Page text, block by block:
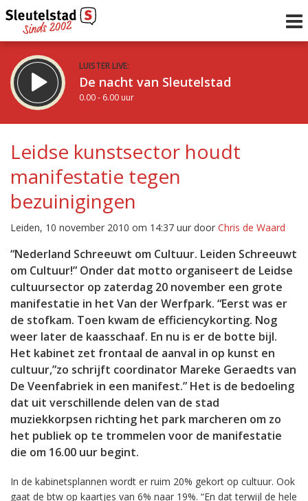
LUISTER LIVE:
De nacht van Sleutelstad
0.00 - 6.00 uur
De ochtend van Sleutelstad
6.00 - 12.00 uur
Vorig uur
uur 1 van 0
Inklappen
Leidse kunstsector houdt
manifestatie tegen
bezuinigingen
Leiden, 10 november 2010 om 14:37 uur door Chris de Waard
“Nederland Schreeuwt om Cultuur. Leiden Schreeuwt
om Cultuur!” Onder dat motto organiseert de Leidse
cultuursector op zaterdag 20 november een grote
manifestatie in het Van der Werfpark. “Eerst was er
de stofkam. Toen kwam de efficiencykorting. Nog
weer later de kaasschaaf. En nu is er de botte bijl.
Het kabinet zet frontaal de aanval in op kunst en
cultuur,”zo schrijft coordinator Mareke Geraedts van
De Veenfabriek in een manifest.” Het is de bedoeling
dat uit verschillende delen van de stad
muziekkorpsen richting het park marcheren om zo
het publiek op te trommelen voor de manifestatie
die om 16.00 uur begint.
In de kabinetsplannen wordt er ruim 20% gekort op cultuur. Ook
gaat de btw op kaartjes van 6% naar 19%. “En dat terwijl de hele